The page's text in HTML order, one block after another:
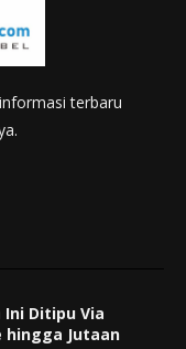
terbaru
Ditipu Via
hingga Jutaan